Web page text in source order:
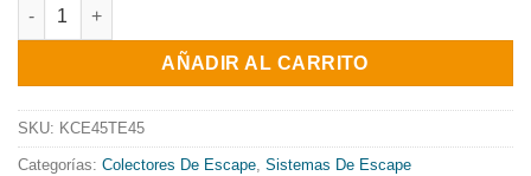
original
era:
599.54€.
actual
es:
484.68€.
COLECTOR DE ESCAPE TUBULAR INOXIDABLE / RENAULT 19
AÑADIR AL CARRITO
SKU: KCE45TE45
Categorías: Colectores De Escape, Sistemas De Escape